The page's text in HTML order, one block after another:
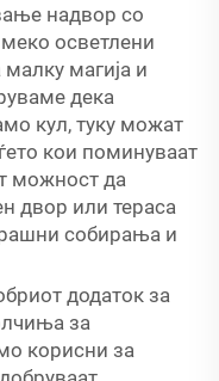
надвор со
осветлени
магија и
дека
кул, туку можат
кои поминуваат
можност да
двор или тераса
собирања и
додаток за
за
корисни за